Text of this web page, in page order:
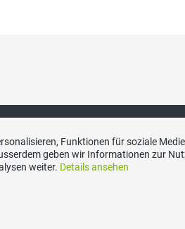
Funktionen für soziale
geben wir Informationen zur
weiter. Details ansehen